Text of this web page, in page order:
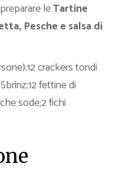
leTartine
Pesche e salsa di
crackers tondi
fettine di
sode;2 fichi